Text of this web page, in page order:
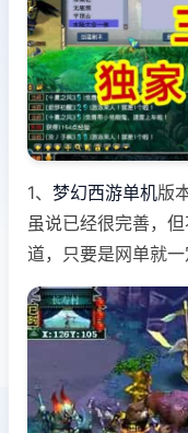
1、 梦幻西游单机版
虽说已经很完善，
道，只要是网单就